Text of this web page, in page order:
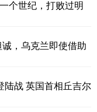
个世纪，打败过明
，乌克兰即使借助
陆战 英国首相丘吉尔